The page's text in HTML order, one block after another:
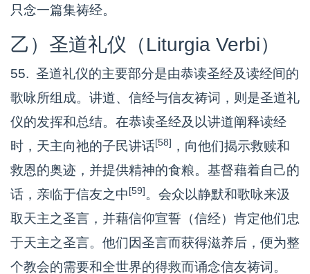
只念一篇集祷经。
乙）圣道礼仪（Liturgia Verbi）
55. 圣道礼仪的主要部分是由恭读圣经及读经间的
歌咏所组成。讲道、信经与信友祷词，则是圣道礼
仪的发挥和总结。在恭读圣经及以讲道阐释读经
时，天主向祂的子民讲话[58] ，向他们揭示救赎和
救恩的奥迹，并提供精神的食粮。基督藉着自己的
话，亲临于信友之中[59]。会众以静默和歌咏来汲
取天主之圣言，并藉信仰宣誓（信经）肯定他们忠
于天主之圣言。他们因圣言而获得滋养后，便为整
个教会的需要和全世界的得救而诵念信友祷词。